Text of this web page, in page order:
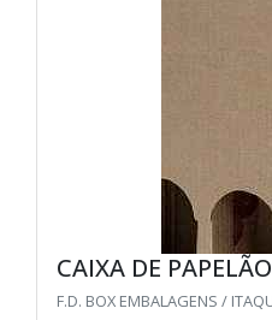
CAIXA DE
F.D. BOX EMBALAGENS /